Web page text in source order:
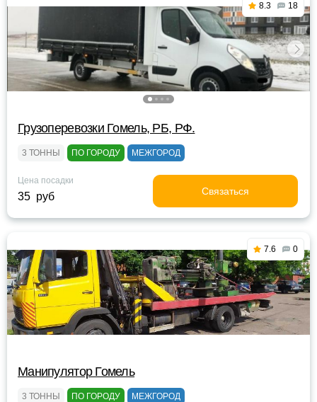
8.3 18
Грузоперевозки Гомель, РБ, РФ.
3 ТОННЫ ПО ГОРОДУ МЕЖГОРОД
Цена посадки
35 руб Связаться
7.6 0
Манипулятор Гомель
3 ТОННЫ ПО ГОРОДУ МЕЖГОРОД